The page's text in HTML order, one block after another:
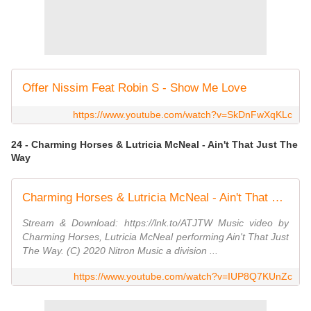
Offer Nissim Feat Robin S - Show Me Love
https://www.youtube.com/watch?v=SkDnFwXqKLc
24 - Charming Horses & Lutricia McNeal - Ain't That Just The
Way
Charming Horses & Lutricia McNeal - Ain't That Just The Way (Official Video)
Stream & Download: https://lnk.to/ATJTW Music video by
Charming Horses, Lutricia McNeal performing Ain't That Just
The Way. (C) 2020 Nitron Music a division ...
https://www.youtube.com/watch?v=IUP8Q7KUnZc